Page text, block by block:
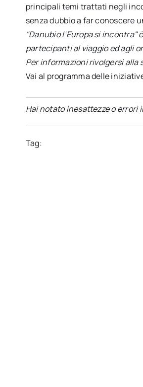
principali temi trattati negli
senza dubbio a far conoscere
"Danubio l’Europa si
partecipanti al viaggio ed agli
Per informazioni rivolgersi alla
Vai al programma delle
Hai notato inesattezze o
Tag: